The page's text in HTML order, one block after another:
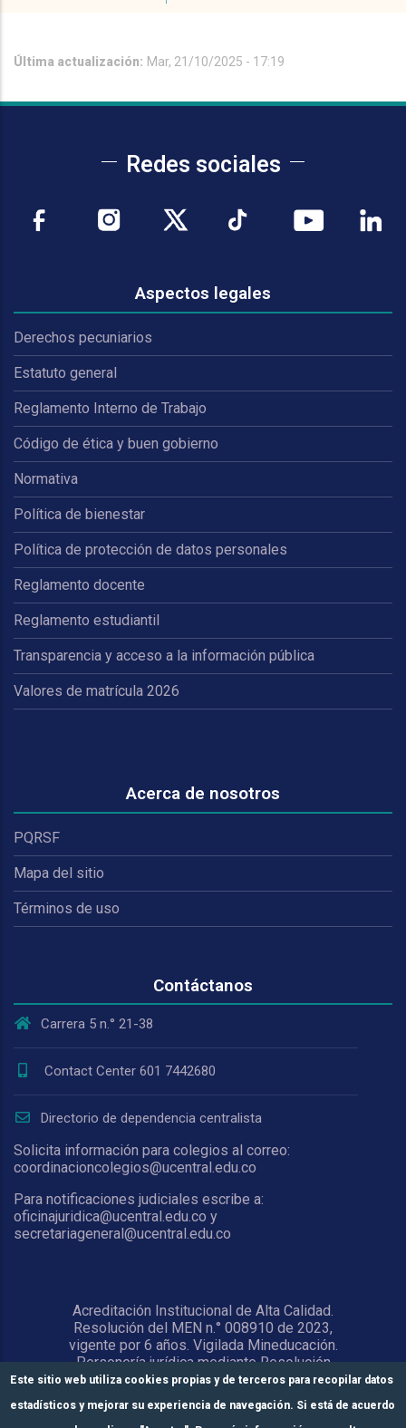
Última actualización: Mar, 21/10/2025 - 17:19
Redes sociales
Aspectos legales
Derechos pecuniarios
Estatuto general
Reglamento Interno de Trabajo
Código de ética y buen gobierno
Normativa
Política de bienestar
Política de protección de datos personales
Reglamento docente
Reglamento estudiantil
Transparencia y acceso a la información pública
Valores de matrícula 2026
Acerca de nosotros
PQRSF
Mapa del sitio
Términos de uso
Contáctanos
Carrera 5 n.° 21-38
Contact Center 601 7442680
Directorio de dependencia centralista
Solicita información para colegios al correo:
coordinacioncolegios@ucentral.edu.co
Para notificaciones judiciales escribe a:
oficinajuridica@ucentral.edu.co y
secretariageneral@ucentral.edu.co
Acreditación Institucional de Alta Calidad.
Resolución del MEN n.° 008910 de 2023,
vigente por 6 años. Vigilada Mineducación.
Personería jurídica mediante Resolución
1876 del 5 de junio de 1967. Reconocida
como Universidad por el Ministerio de
Educación Nacional mediante Resolución
Este sitio web utiliza cookies propias y de terceros para recopilar datos
estadísticos y mejorar su experiencia de navegación. Si está de acuerdo